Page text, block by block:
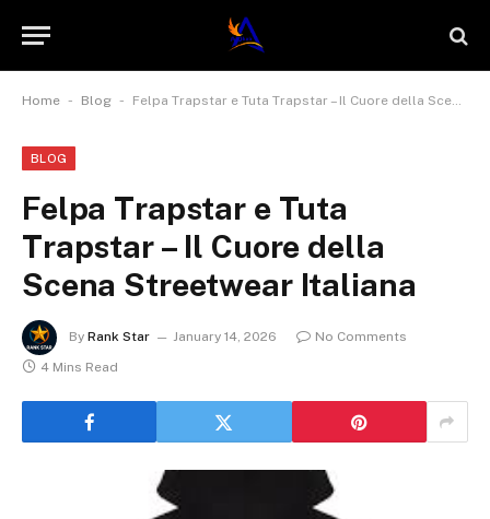
Home - Blog - Felpa Trapstar e Tuta Trapstar – Il Cuore della Scena Streetwear Italiana
BLOG
Felpa Trapstar e Tuta
Trapstar – Il Cuore della
Scena Streetwear Italiana
By Rank Star January 14, 2026
No Comments
4 Mins Read